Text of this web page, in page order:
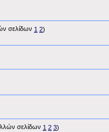
1 2)
1 2 3)